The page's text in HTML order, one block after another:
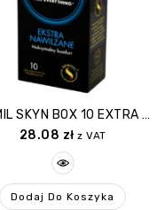
UNIMIL SKYN BOX 10 EXTRA WET
28.08 zł z VAT
Dodaj Do Koszyka